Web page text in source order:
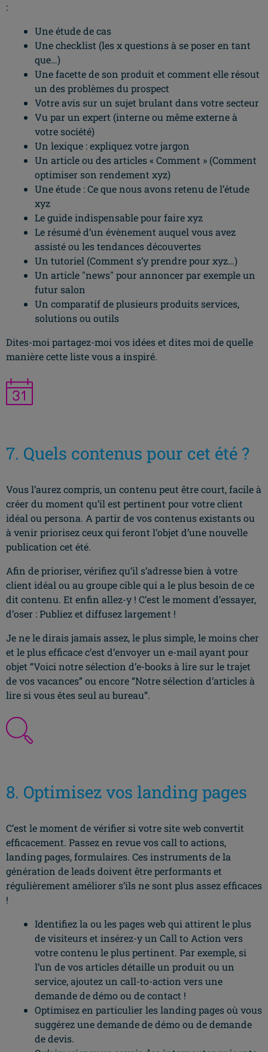
:
Une étude de cas
Une checklist (les x questions à se poser en tant
que…)
Une facette de son produit et comment elle résout
un des problèmes du prospect
Votre avis sur un sujet brulant dans votre secteur
Vu par un expert (interne ou même externe à
votre société)
Un lexique : expliquez votre jargon
Un article ou des articles « Comment » (Comment
optimiser son rendement xyz)
Une étude : Ce que nous avons retenu de l’étude
xyz
Le guide indispensable pour faire xyz
Le résumé d’un évènement auquel vous avez
assisté ou les tendances découvertes
Un tutoriel (Comment s’y prendre pour xyz…)
Un article "news" pour annoncer par exemple un
futur salon
Un comparatif de plusieurs produits services,
solutions ou outils
Dites-moi partagez-moi vos idées et dites moi de quelle
manière cette liste vous a inspiré.
7. Quels contenus pour cet été ?
Vous l’aurez compris, un contenu peut être court, facile à
créer du moment qu’il est pertinent pour votre client
idéal ou persona. A partir de vos contenus existants ou
à venir priorisez ceux qui feront l’objet d’une nouvelle
publication cet été.
Afin de prioriser, vérifiez qu’il s’adresse bien à votre
client idéal ou au groupe cible qui a le plus besoin de ce
dit contenu. Et enfin allez-y ! C’est le moment d’essayer,
d’oser : Publiez et diffusez largement !
Je ne le dirais jamais assez, le plus simple, le moins cher
et le plus efficace c’est d’envoyer un e-mail ayant pour
objet “Voici notre sélection d’e-books à lire sur le trajet
de vos vacances” ou encore “Notre sélection d’articles à
lire si vous êtes seul au bureau”.
8. Optimisez vos landing pages
C’est le moment de vérifier si votre site web convertit
efficacement. Passez en revue vos call to actions,
landing pages, formulaires. Ces instruments de la
génération de leads doivent être performants et
régulièrement améliorer s’ils ne sont plus assez efficaces
!
Identifiez la ou les pages web qui attirent le plus
de visiteurs et insérez-y un Call to Action vers
votre contenu le plus pertinent. Par exemple, si
l’un de vos articles détaille un produit ou un
service, ajoutez un call-to-action vers une
demande de démo ou de contact !
Optimisez en particulier les landing pages où vous
suggérez une demande de démo ou de demande
de devis.